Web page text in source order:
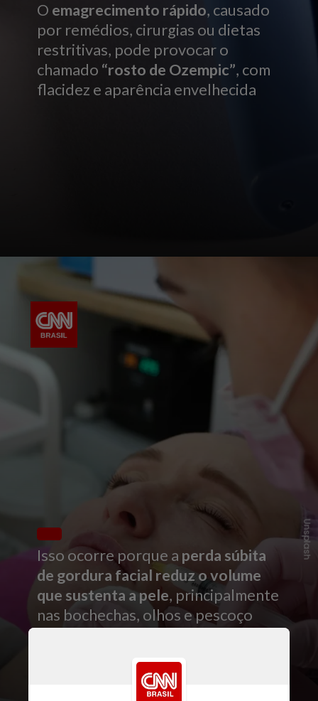
O emagrecimento rápido, causado
por remédios, cirurgias ou dietas
restritivas, pode provocar o
chamado “rosto de Ozempic”, com
flacidez e aparência envelhecida
Isso ocorre porque a perda súbita
de gordura facial reduz o volume
que sustenta a pele, principalmente
nas bochechas, olhos e pescoço
Unsplash